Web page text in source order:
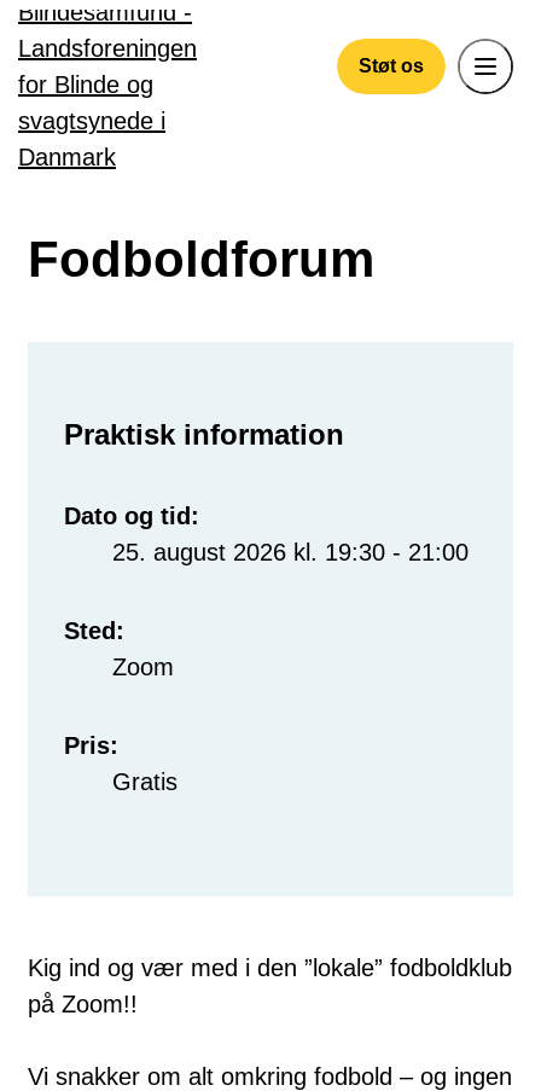
Gå til hovedindhold
Støt os
Fodboldforum
Praktisk information
Dato og tid:
25. august 2026 kl. 19:30 - 21:00
Sted:
Zoom
Pris:
Gratis
Kig ind og vær med i den ”lokale” fodboldklub
på Zoom!!
Vi snakker om alt omkring fodbold – og ingen